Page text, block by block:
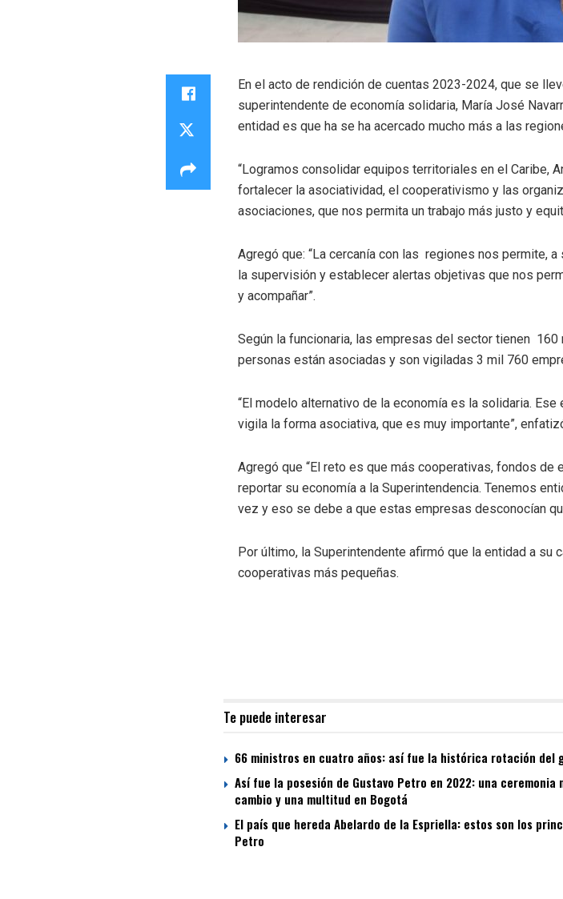
En el acto de rendición de cuentas 2023-2024, que se
superintendente de economía solidaria, María José
entidad es que ha se ha acercado mucho más a las
“Logramos consolidar equipos territoriales en el Caribe,
fortalecer la asociatividad, el cooperativismo y las
asociaciones, que nos permita un trabajo más justo y
Agregó que: “La cercanía con las regiones nos permite,
la supervisión y establecer alertas objetivas que nos
y acompañar”.
Según la funcionaria, las empresas del sector tienen
personas están asociadas y son vigiladas 3 mil 760
“El modelo alternativo de la economía es la solidaria.
vigila la forma asociativa, que es muy importante”,
Agregó que “El reto es que más cooperativas, fondos
reportar su economía a la Superintendencia. Tenemos
vez y eso se debe a que estas empresas desconocían
Por último, la Superintendente afirmó que la entidad a
cooperativas más pequeñas.
Te puede interesar
66 ministros en cuatro años: así fue la histórica rotación del
Así fue la posesión de Gustavo Petro en 2022: una
cambio y una multitud en Bogotá
El país que hereda Abelardo de la Espriella: estos son los
Petro